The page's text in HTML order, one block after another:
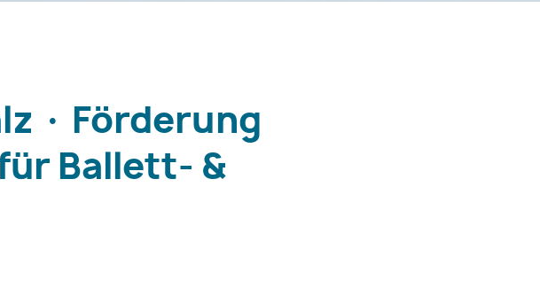
· Förderung
Ballett- &